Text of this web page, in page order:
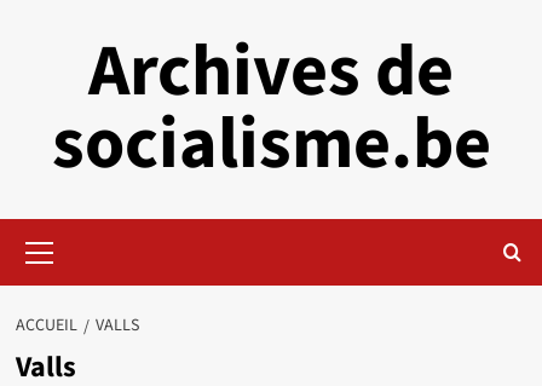
Archives de
socialisme.be
principal
ACCUEIL VALLS
Valls